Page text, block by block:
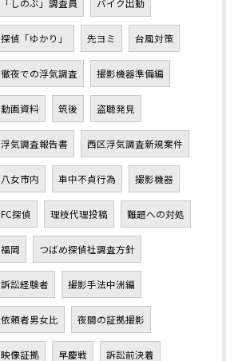
「しのぶ」調査員 バイク出動
探偵「ゆかり」 先ヨミ 台風対策
徹夜での浮気調査 撮影機器準備編
動画資料 筑後 盗聴発見
浮気調査報告書 西区浮気調査新規案件
八女市内 車中不貞行為 撮影機器
FC探偵 理枝代理投稿 難題への対処
福岡 つばめ探偵社調査方針
訴訟経験者 撮影手法中洲編
依頼者男女比 夜間の証拠撮影
映像証拠 早慶戦 訴訟前決着